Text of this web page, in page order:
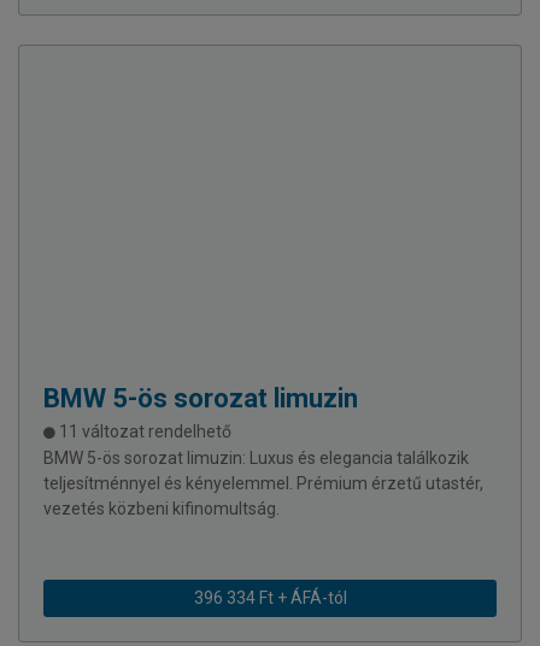
BMW 5-ös sorozat limuzin
11 változat rendelhető
BMW 5-ös sorozat limuzin: Luxus és elegancia találkozik
teljesítménnyel és kényelemmel. Prémium érzetű utastér,
vezetés közbeni kifinomultság.
396 334 Ft + ÁFÁ-tól